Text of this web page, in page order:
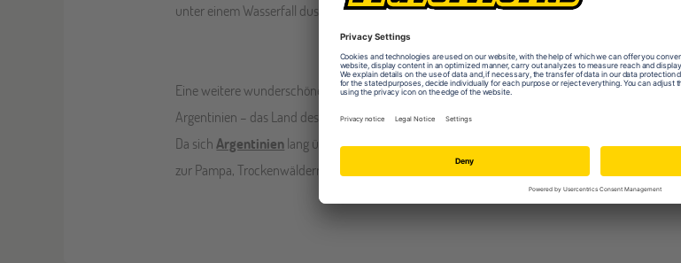
unter einem Wasserfall duschen und abends Salsa tanzen gehen? „Pura Vida“ eben – eine
Eine weitere wunderschöne und kulturreiche Stadt findest du noch wesentlich südlicher auf
Argentinien – das Land des Tangos. Hier mischt sich lateinamerikanisches Feuer mit
Da sichArgentinienlang über den Süden des Kontinents erstreckt, findest du hier fast alle
zur Pampa, Trockenwäldern und wüstenähnlichen Landschaften auf 3000m Höhe ist hier alles